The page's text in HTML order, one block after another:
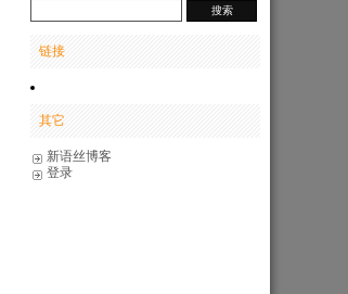
链接
其它
新语丝博客
登录